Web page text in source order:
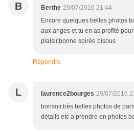
B Berthe 29/07/2016 21:44
Encore quelques belles photos
aux anges et tu en as profité
plaisir,bonne soirée bisous
Répondre
L laurence2bourges 29/07/2016
bonsoir,très belles photos de
détails etc a prendre en photos